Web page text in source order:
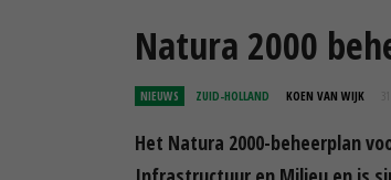
Natura 2000
NIEUWS ZUID-HOLLAND KOEN VAN WIJK
Het Natura 2000-beheerplan